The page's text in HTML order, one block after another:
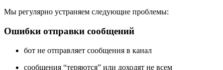
Мы регулярно устраняем следующие проблемы:
Ошибки отправки сообщений
бот не отправляет сообщения в канал
сообщения “теряются” или доходят не всем